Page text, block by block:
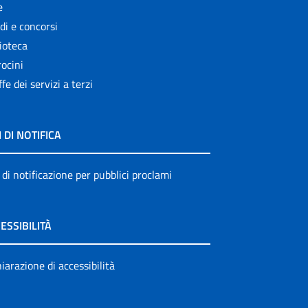
e concorsi
dei servizi a terzi
DI NOTIFICA
notificazione per pubblici proclami
di accessibilità